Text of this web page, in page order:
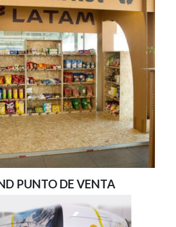
PUNTO DE VENTA